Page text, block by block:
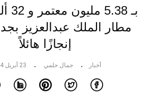
مطار الملك عبدالعزيز
إنجازًا هائلاً
أخبار جمال حلمي 23 أبريل 2024